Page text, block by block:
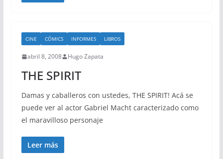
CINE CÓMICS INFORMES LIBROS
abril 8, 2008 Hugo Zapata
THE SPIRIT
Damas y caballeros con ustedes, THE SPIRIT! Acá se
puede ver al actor Gabriel Macht caracterizado como
el maravilloso personaje
Leer más